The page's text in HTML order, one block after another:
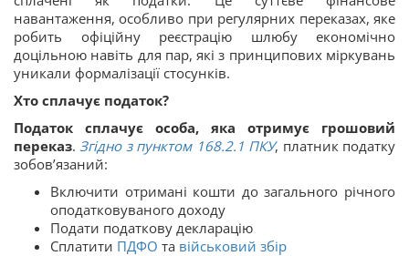
навантаження, особливо при регулярних переказах, яке
робить офіційну реєстрацію шлюбу економічно
доцільною навіть для пар, які з принципових міркувань
уникали формалізації стосунків.
Хто сплачує податок?
Податок сплачує особа, яка отримує грошовий
переказ. Згідно з пунктом 168.2. 1 ПКУ, платник податку
зобов’язаний:
Включити отримані кошти до загального річного
оподатковуваного доходу
Подати податкову декларацію
Сплатити ПДФО та військовий збір